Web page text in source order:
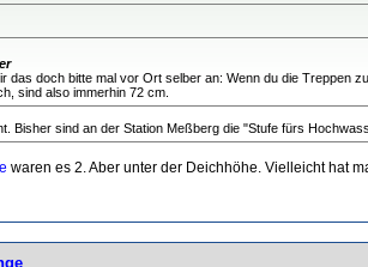
das doch bitte mal vor Ort selber an: Wenn du die Treppen
sind also immerhin 72 cm.
Bisher sind an der Station Meßberg die "Stufe fürs
waren es 2. Aber unter der Deichhöhe. Vielleicht hat